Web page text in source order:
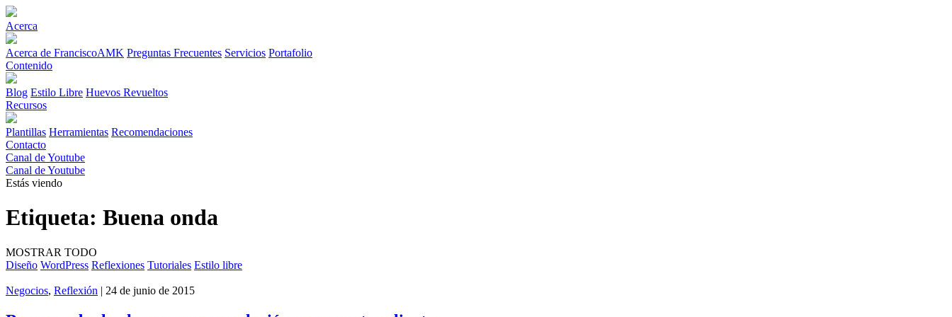
Acerca
Acerca de FranciscoAMK Preguntas Frecuentes Servicios Portafolio
Contenido
Blog Estilo Libre Huevos Revueltos
Recursos
Plantillas Herramientas Recomendaciones
Contacto
Canal de Youtube
Canal de Youtube
Estás viendo
Etiqueta: Buena onda
MOSTRAR TODO
Diseño WordPress Reflexiones Tutoriales Estilo libre
Negocios, Reflexión | 24 de junio de 2015